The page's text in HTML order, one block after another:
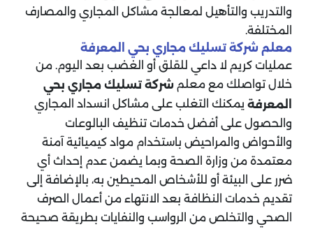
والتدريب والتأهيل لمعالجة مشاكل المجاري والمصارف
المختلفة.
معلم شركة تسليك مجاري بحي المعرفة
عمليات كريم لا داعي للقلق أو الغضب بعد اليوم. من
خلال تواصلك مع معلم شركة تسليك مجاري بحي
المعرفة يمكنك التغلب على مشاكل انسداد المجاري
والحصول على أفضل خدمات تنظيف البالوعات
والأحواض والمراحيض باستخدام مواد كيميائية آمنة
معتمدة من وزارة الصحة وبما يضمن عدم إحداث أي
ضرر على البيئة أو للأشخاص المحيطين به، بالإضافة إلى
تقديم خدمات النظافة بعد الانتهاء من أعمال الصرف
الصحي والتخلص من الرواسب والنفايات بطريقة صحيحة